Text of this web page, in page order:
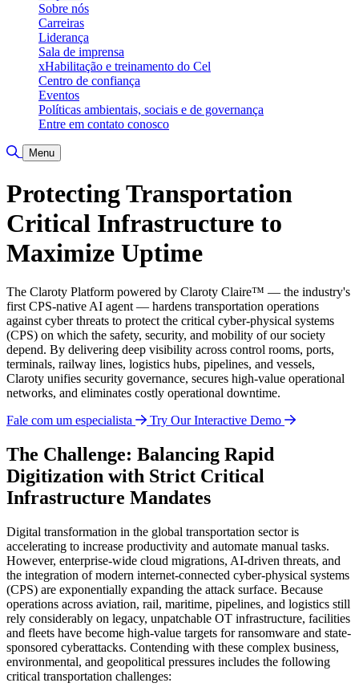
Sobre nós
Carreiras
Liderança
Sala de imprensa
xHabilitação e treinamento do Cel
Centro de confiança
Eventos
Políticas ambientais, sociais e de governança
Entre em contato conosco
Alternar pesquisa
Menu
Protecting Transportation
Critical Infrastructure to
Maximize Uptime
The Claroty Platform powered by Claroty Claire™ — the industry's
first CPS-native AI agent — hardens transportation operations
against cyber threats to protect the critical cyber-physical systems
(CPS) on which the safety, security, and mobility of our society
depend. By delivering deep visibility across control rooms, ports,
terminals, railway lines, logistics hubs, pipelines, and vessels,
Claroty unifies security governance, secures high-value operational
networks, and eliminates costly operational downtime.
Fale com um especialista
Try Our Interactive Demo
The Challenge: Balancing Rapid
Digitization with Strict Critical
Infrastructure Mandates
Digital transformation in the global transportation sector is
accelerating to increase productivity and automate manual tasks.
However, enterprise-wide cloud migrations, AI-driven threats, and
the integration of modern internet-connected cyber-physical systems
(CPS) are exponentially expanding the attack surface. Because
operations across aviation, rail, maritime, pipelines, and logistics still
rely considerably on legacy, unpatchable OT infrastructure, facilities
and fleets have become high-value targets for ransomware and state-
sponsored cyberattacks. Contending with these complex business,
environmental, and geopolitical pressures includes the following
critical transportation challenges: